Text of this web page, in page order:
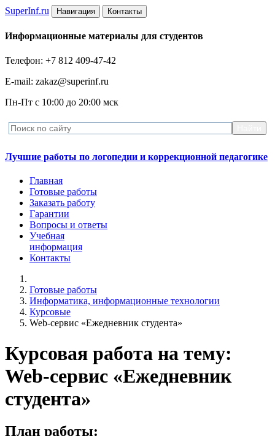
SuperInf.ru Навигация Контакты
Информационные материалы для студентов
Телефон: +7 812 409-47-42
E-mail: zakaz@superinf.ru
Пн-Пт с 10:00 до 20:00 мск
Лучшие работы по логопедии и коррекционной педагогике
Главная
Готовые работы
Заказать работу
Гарантии
Вопросы и ответы
Учебная
информация
Контакты
Готовые работы
Информатика, информационные технологии
Курсовые
Web-сервис «Ежедневник студента»
Курсовая работа на тему:
Web-сервис «Ежедневник
студента»
План работы: